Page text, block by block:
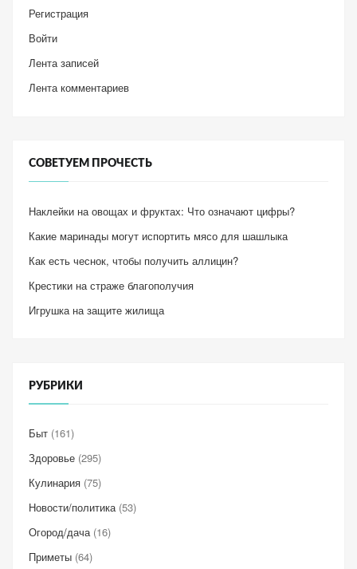
Регистрация
Войти
Лента записей
Лента комментариев
СОВЕТУЕМ ПРОЧЕСТЬ
Наклейки на овощах и фруктах: Что означают цифры?
Какие маринады могут испортить мясо для шашлыка
Как есть чеснок, чтобы получить аллицин?
Крестики на страже благополучия
Игрушка на защите жилища
РУБРИКИ
Быт (161)
Здоровье (295)
Кулинария (75)
Новости/политика(53)
Огород/дача(16)
Приметы (64)